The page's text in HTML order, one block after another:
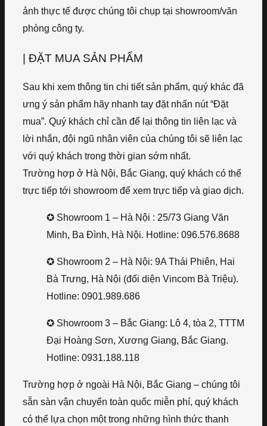
ảnh thực tế được chúng tôi chụp tại showroom/văn
phòng công ty.
| ĐẶT MUA SẢN PHẨM
Sau khi xem thông tin chi tiết sản phẩm, quý khác đã
ưng ý sản phẩm hãy nhanh tay đặt nhấn nút “Đặt
mua”. Quý khách chỉ cần để lại thông tin liên lạc và
lời nhắn, đội ngũ nhân viên của chúng tôi sẽ liên lạc
với quý khách trong thời gian sớm nhất.
Trường hợp ở Hà Nội, Bắc Giang, quý khách có thể
trực tiếp tới showroom để xem trực tiếp và giao dịch.
✪ Showroom 1 – Hà Nội : 25/73 Giang Văn
Minh, Ba Đình, Hà Nội. Hotline: 096.576.8688
✪ Showroom 2 – Hà Nội: 9A Thái Phiên, Hai
Bà Trưng, Hà Nội (đối diện Vincom Bà Triệu).
Hotline: 0901.989.686
✪ Showroom 3 – Bắc Giang: Lô 4, tòa 2, TTTM
Đại Hoàng Sơn, Xương Giang, Bắc Giang.
Hotline: 0931.188.118
Trường hợp ở ngoài Hà Nội, Bắc Giang – chúng tôi
sẵn sàn vận chuyển toàn quốc miễn phí, quý khách
có thể lựa chọn một trong những hình thức thanh